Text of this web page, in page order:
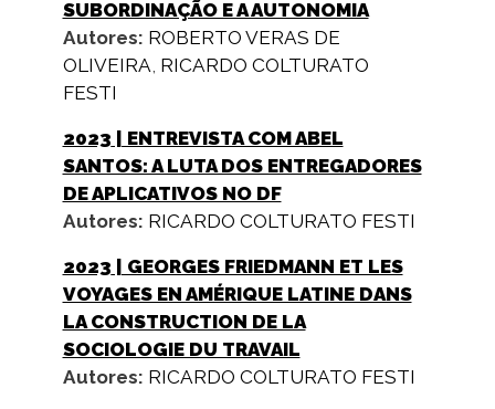
SUBORDINAÇÃO E A AUTONOMIA
Autores: ROBERTO VERAS DE
OLIVEIRA RICARDO COLTURATO
FESTI
2023 | ENTREVISTA COM ABEL
SANTOS: A LUTA DOS ENTREGADORES
DE APLICATIVOS NO DF
Autores: RICARDO COLTURATO FESTI
2023 | GEORGES FRIEDMANN ET LES
VOYAGES EN AMÉRIQUE LATINE DANS
LA CONSTRUCTION DE LA
SOCIOLOGIE DU TRAVAIL
Autores: RICARDO COLTURATO FESTI